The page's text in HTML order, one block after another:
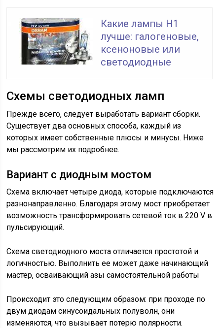
Какие лампы H1
лучше: галогеновые,
ксеноновые или
светодиодные
Схемы светодиодных ламп
Прежде всего, следует выработать вариант сборки.
Существует два основных способа, каждый из
которых имеет собственные плюсы и минусы. Ниже
мы рассмотрим их подробнее.
Вариант с диодным мостом
Схема включает четыре диода, которые подключаются
разнонаправленно. Благодаря этому мост приобретает
возможность трансформировать сетевой ток в 220 V в
пульсирующий.
Схема светодиодного моста отличается простотой и
логичностью. Выполнить ее может даже начинающий
мастер, осваивающий азы самостоятельной работы
Происходит это следующим образом: при проходе по
двум диодам синусоидальных полуволн, они
изменяются, что вызывает потерю полярности.